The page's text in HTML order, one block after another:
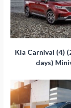
Kia Carnival (4)
days)